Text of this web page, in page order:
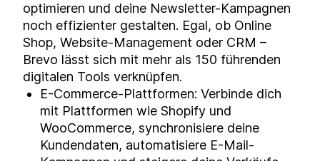
optimieren und deine Newsletter-Kampagnen
noch effizienter gestalten. Egal, ob Online
Shop, Website-Management oder CRM –
Brevo lässt sich mit mehr als 150 führenden
digitalen Tools verknüpfen.
E-Commerce-Plattformen: Verbinde dich
mit Plattformen wie Shopify und
WooCommerce, synchronisiere deine
Kundendaten, automatisiere E-Mail-